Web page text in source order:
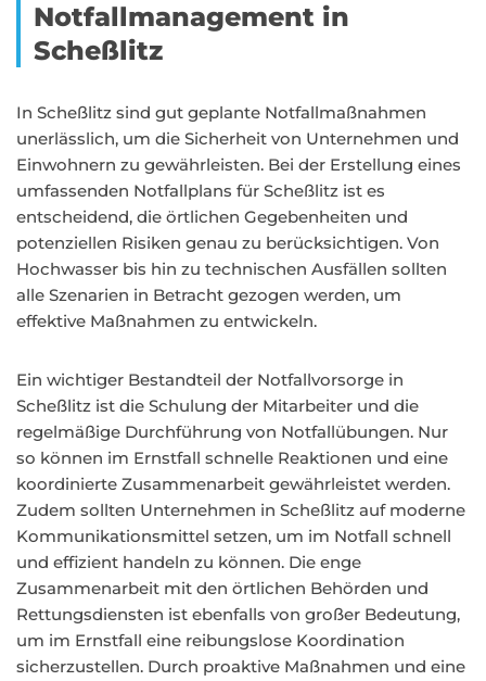
Notfallmanagement in
Scheßlitz
In Scheßlitz sind gut geplante Notfallmaßnahmen
unerlässlich, um die Sicherheit von Unternehmen und
Einwohnern zu gewährleisten. Bei der Erstellung eines
umfassenden Notfallplans für Scheßlitz ist es
entscheidend, die örtlichen Gegebenheiten und
potenziellen Risiken genau zu berücksichtigen. Von
Hochwasser bis hin zu technischen Ausfällen sollten
alle Szenarien in Betracht gezogen werden, um
effektive Maßnahmen zu entwickeln.
Ein wichtiger Bestandteil der Notfallvorsorge in
Scheßlitz ist die Schulung der Mitarbeiter und die
regelmäßige Durchführung von Notfallübungen. Nur
so können im Ernstfall schnelle Reaktionen und eine
koordinierte Zusammenarbeit gewährleistet werden.
Zudem sollten Unternehmen in Scheßlitz auf moderne
Kommunikationsmittel setzen, um im Notfall schnell
und effizient handeln zu können. Die enge
Zusammenarbeit mit den örtlichen Behörden und
Rettungsdiensten ist ebenfalls von großer Bedeutung,
um im Ernstfall eine reibungslose Koordination
sicherzustellen. Durch proaktive Maßnahmen und eine